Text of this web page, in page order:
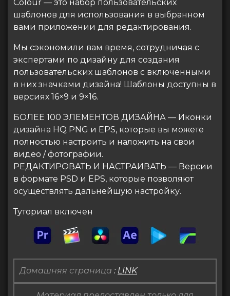
Colour — это набор пользовательских
шаблонов для использования в выбранном
вами приложении для редактирования.
Мы сэкономили вам время, сотрудничая с
экспертами по дизайну для создания
пользовательских шаблонов с включенными
в них значками дизайна! Шаблоны доступны в
версиях 16×9 и 9×16.
БОЛЕЕ 100 ЭЛЕМЕНТОВ ДИЗАЙНА — Иконки
дизайна HQ PNG и EPS, которые вы можете
полностью настроить и наложить на свои
видео / фотографии.
РЕДАКТИРОВАТЬ И НАСТРАИВАТЬ — Версии
в формате PSD и EPS, которые позволяют
осуществлять дальнейшую настройку.
Туториал включен
Домашняя страница : LINK